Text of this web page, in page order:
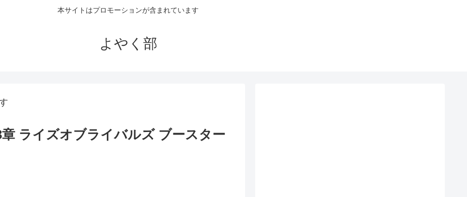
本サイトはプロモーションが含まれています
よやく部
ライズオブライバルズ ブースター